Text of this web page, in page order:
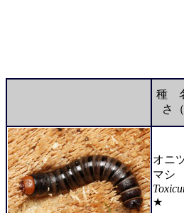
種
さ
オニ
マシ
★